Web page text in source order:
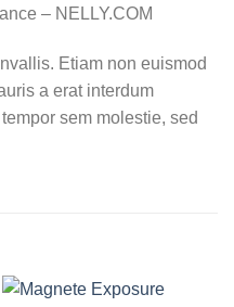
– NELLY.COM
Etiam non euismod
a erat interdum
sem molestie, sed